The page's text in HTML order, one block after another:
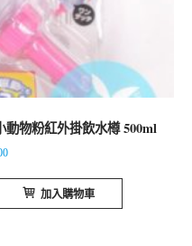
物粉紅外掛飲水樽 500ml
加入購物車